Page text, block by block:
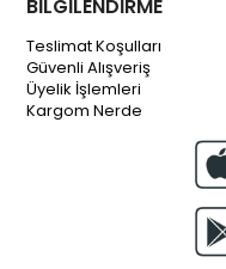
BİLGİLENDİRME
Teslimat Koşulları
Güvenli Alışveriş
Üyelik İşlemleri
Kargom Nerde